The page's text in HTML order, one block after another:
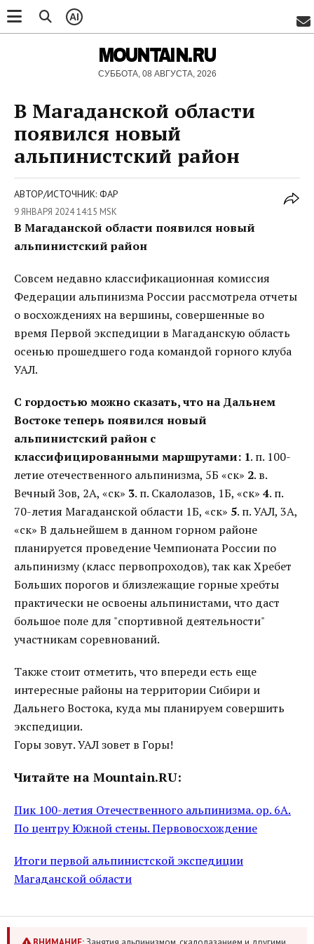
AI
MOUNTAIN.RU
СУББОТА, 08 АВГУСТА, 2026
В Магаданской области
появился новый
альпинистский район
АВТОР/ИСТОЧНИК: ФАР
9 ЯНВАРЯ 2024 14:15 MSK
В Магаданской области появился новый
альпинистский район
Совсем недавно классификационная комиссия
Федерации альпинизма России рассмотрела отчеты
о восхождениях на вершины, совершенные во
время Первой экспедиции в Магаданскую область
осенью прошедшего года командой горного клуба
УАЛ.
С гордостью можно сказать, что на Дальнем
Востоке теперь появился новый
альпинистский район с
классифицированными маршрутами: 1. п. 100-
летие отечественного альпинизма, 5Б «ск» 2. в.
Вечный Зов, 2А, «ск» 3. п. Скалолазов, 1Б, «ск» 4. п.
70-летия Магаданской области 1Б, «ск» 5. п. УАЛ, 3А,
«ск» В дальнейшем в данном горном районе
планируется проведение Чемпионата России по
альпинизму (класс первопроходов), так как Хребет
Больших порогов и близлежащие горные хребты
практически не освоены альпинистами, что даст
большое поле для "спортивной деятельности"
участникам соревнований.
Также стоит отметить, что впереди есть еще
интересные районы на территории Сибири и
Дальнего Востока, куда мы планируем совершить
экспедиции.
Горы зовут. УАЛ зовет в Горы!
Читайте на Mountain.RU:
Пик 100-летия Отечественного альпинизма. ор. 6А.
По центру Южной стены. Первовосхождение
Итоги первой альпинистской экспедиции
Магаданской области